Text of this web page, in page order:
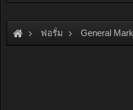
ฟอรั่ม General